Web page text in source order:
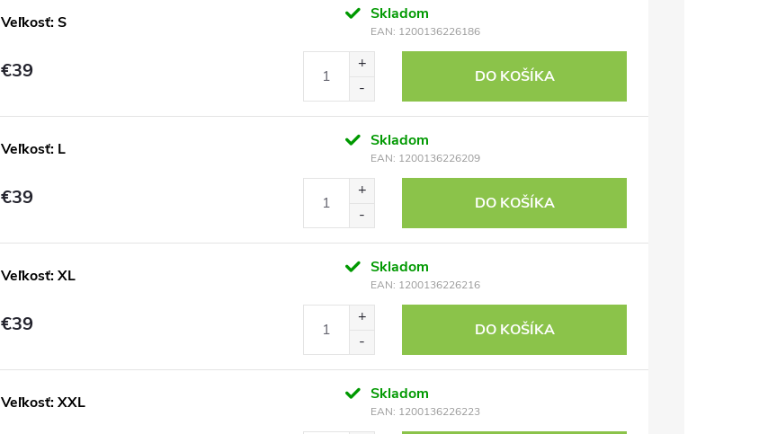
Veľkosť: S Skladom
EAN: 1200136226186
€39 DO KOŠÍKA
Veľkosť: L Skladom
EAN: 1200136226209
€39 DO KOŠÍKA
Veľkosť: XL Skladom
EAN: 1200136226216
€39 DO KOŠÍKA
Veľkosť: XXL Skladom
EAN: 1200136226223